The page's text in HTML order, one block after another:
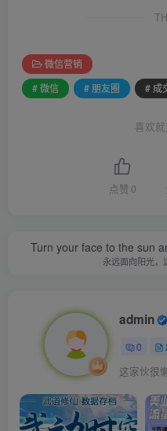
微信营销
# 微信
# 朋友圈 # 成
喜欢
点赞 0
Turn your face to the sun
永远面向阳光，
admin
0
这家伙很